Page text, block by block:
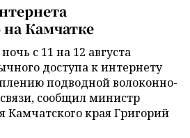
Камчатке
с 11 на 12 августа
доступа к интернету
подводной волоконно-
сообщил министр
Камчатского края Григорий